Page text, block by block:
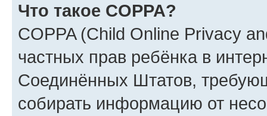
Что такое COPPA?
COPPA (Child Online Privacy
частных прав ребёнка в
Соединённых Штатов,
собирать информацию от